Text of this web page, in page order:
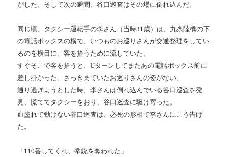
がした。そして次の瞬間、谷口巡査はその場に倒れ込んだ。
同じ頃、タクシー運転手の李さん（当時31歳）は、九条陸橋の下
の電話ボックスの横で、いつものお巡りさんが交通整理をしてい
るのを横目に、客を拾うために流していた。
すぐそこで客を拾うと、Uターンしてまたあの電話ボックス前に
差し掛かった。さっきまでいたお巡りさんの姿がない。
通り過ぎようとした時、李さんは倒れ込んでいる谷口巡査を発
見、慌ててタクシーをおり、谷口巡査に駆け寄った。
血塗れで動けない谷口巡査は、必死の形相で李さんにこう告げ
た。
「110番してくれ、拳銃を奪われた」